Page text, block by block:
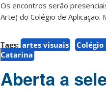
Os encontros serão
Arte) do Colégio de Aplicação.
Tags: artes visuais
Catarina
Aberta a